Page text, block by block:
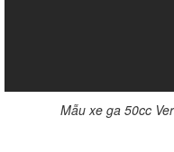
Mẫu xe ga 50cc